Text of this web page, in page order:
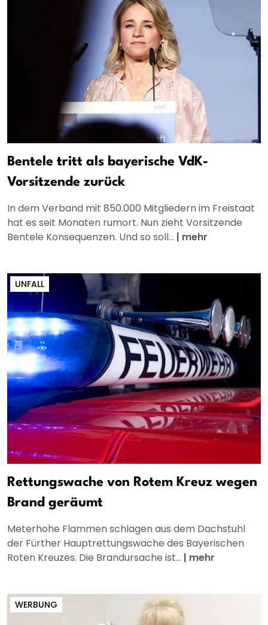
Bentele tritt als bayerische VdK-
Vorsitzende zurück
In dem Verband mit 850.000 Mitgliedern im Freistaat
hat es seit Monaten rumort. Nun zieht Vorsitzende
Bentele Konsequenzen. Und so soll... | mehr
UNFALL
Rettungswache von Rotem Kreuz wegen
Brand geräumt
Meterhohe Flammen schlagen aus dem Dachstuhl
der Fürther Hauptrettungswache des Bayerischen
Roten Kreuzes. Die Brandursache ist... | mehr
WERBUNG